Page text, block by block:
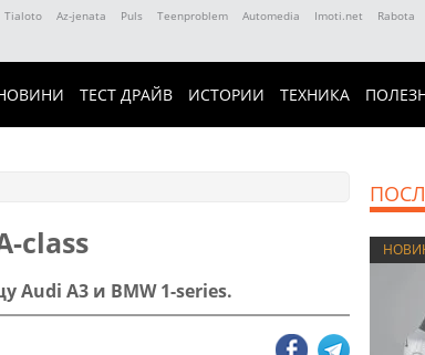
Tialoto Az-jenata Puls Teenproblem Automedia Imoti.net Rabota
ТЕСТ ДРАЙВ ИСТОРИИ ТЕХНИКА
class
Audi A3 и BMW 1-series.